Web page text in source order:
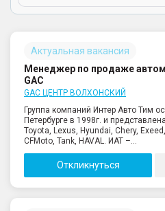
Актуальная вакансия
Менеджер по продаже
GAC
GAC ЦЕНТР ВОЛХОНСКИЙ
Группа компаний Интер Авто Тим
Петербурге в 1998г. и
Toyota, Lexus, Hyundai, Chery,
CFMoto, Tank, HAVAL. ИАТ –...
Откликнуться